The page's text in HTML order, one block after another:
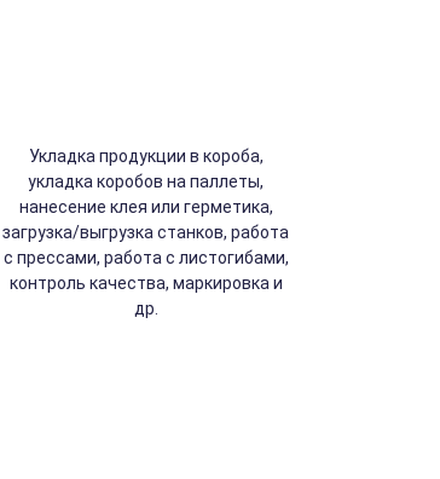
Укладка продукции в короба,
укладка коробов на паллеты,
нанесение клея или герметика,
загрузка/выгрузка станков, работа
с прессами, работа с листогибами,
контроль качества, маркировка и
др.